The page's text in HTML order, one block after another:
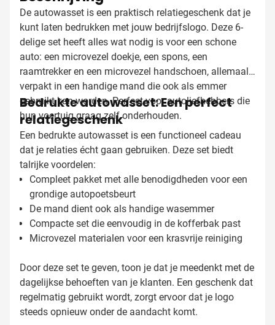
De autowasset is een praktisch relatiegeschenk dat je
kunt laten bedrukken met jouw bedrijfslogo. Deze 6-
delige set heeft alles wat nodig is voor een schone
auto: een microvezel doekje, een spons, een
raamtrekker en een microvezel handschoen, allemaal
verpakt in een handige mand die ook als emmer
gebruikt kan worden. Perfect voor autoliefhebbers die
hun voertuig graag zelf onderhouden.
Bedrukte autowasset: Een perfect
relatiegeschenk
Een bedrukte autowasset is een functioneel cadeau
dat je relaties écht gaan gebruiken. Deze set biedt
talrijke voordelen:
Compleet pakket met alle benodigdheden voor een
grondige autopoetsbeurt
De mand dient ook als handige wasemmer
Compacte set die eenvoudig in de kofferbak past
Microvezel materialen voor een krasvrije reiniging
Door deze set te geven, toon je dat je meedenkt met de
dagelijkse behoeften van je klanten. Een geschenk dat
regelmatig gebruikt wordt, zorgt ervoor dat je logo
steeds opnieuw onder de aandacht komt.